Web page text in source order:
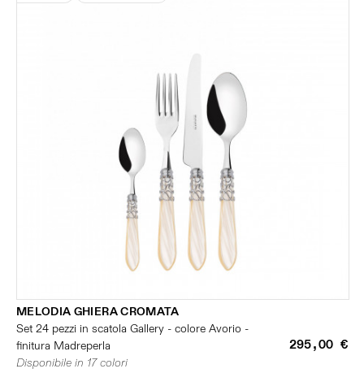
MELODIA GHIERA CROMATA
Set 24 pezzi in scatola Gallery - colore Avorio -
finitura Madreperla
295,00 €
Disponibile in 17 colori